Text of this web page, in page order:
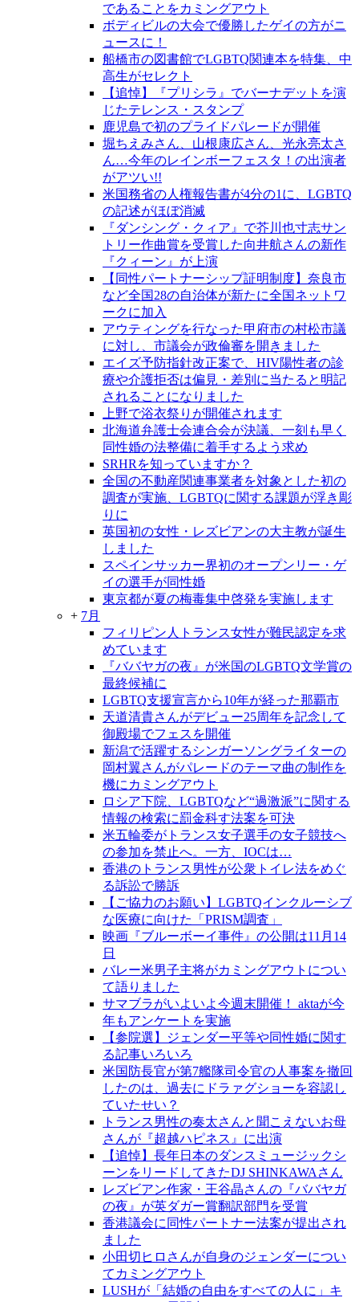
であることをカミングアウト
ボディビルの大会で優勝したゲイの方がニ
ュースに！
船橋市の図書館でLGBTQ関連本を特集、中
高生がセレクト
【追悼】『プリシラ』でバーナデットを演
じたテレンス・スタンプ
鹿児島で初のプライドパレードが開催
堀ちえみさん、山根康広さん、光永亮太さ
ん…今年のレインボーフェスタ！の出演者
がアツい!!
米国務省の人権報告書が4分の1に、LGBTQ
の記述がほぼ消滅
『ダンシング・クィア』で芥川也寸志サン
トリー作曲賞を受賞した向井航さんの新作
『クィーン』が上演
【同性パートナーシップ証明制度】奈良市
など全国28の自治体が新たに全国ネットワ
ークに加入
アウティングを行なった甲府市の村松市議
に対し、市議会が政倫審を開きました
エイズ予防指針改正案で、HIV陽性者の診
療や介護拒否は偏見・差別に当たると明記
されることになりました
上野で浴衣祭りが開催されます
北海道弁護士会連合会が決議、一刻も早く
同性婚の法整備に着手するよう求め
SRHRを知っていますか？
全国の不動産関連事業者を対象とした初の
調査が実施、LGBTQに関する課題が浮き彫
りに
英国初の女性・レズビアンの大主教が誕生
しました
スペインサッカー界初のオープンリー・ゲ
イの選手が同性婚
東京都が夏の梅毒集中啓発を実施します
+ 7月
フィリピン人トランス女性が難民認定を求
めています
『ババヤガの夜』が米国のLGBTQ文学賞の
最終候補に
LGBTQ支援宣言から10年が経った那覇市
天道清貴さんがデビュー25周年を記念して
御殿場でフェスを開催
新潟で活躍するシンガーソングライターの
岡村翼さんがパレードのテーマ曲の制作を
機にカミングアウト
ロシア下院、LGBTQなど“過激派”に関する
情報の検索に罰金科す法案を可決
米五輪委がトランス女子選手の女子競技へ
の参加を禁止へ。一方、IOCは…
香港のトランス男性が公衆トイレ法をめぐ
る訴訟で勝訴
【ご協力のお願い】LGBTQインクルーシブ
な医療に向けた「PRISM調査」
映画『ブルーボーイ事件』の公開は11月14
日
バレー米男子主将がカミングアウトについ
て語りました
サマブラがいよいよ今週末開催！ aktaが今
年もアンケートを実施
【参院選】ジェンダー平等や同性婚に関す
る記事いろいろ
米国防長官が第7艦隊司令官の人事案を撤回
したのは、過去にドラァグショーを容認し
ていたせい？
トランス男性の奏太さんと聞こえないお母
さんが『超越ハピネス』に出演
【追悼】長年日本のダンスミュージックシ
ーンをリードしてきたDJ SHINKAWAさん
レズビアン作家・王谷晶さんの『ババヤガ
の夜』が英ダガー賞翻訳部門を受賞
香港議会に同性パートナー法案が提出され
ました
小田切ヒロさんが自身のジェンダーについ
てカミングアウト
LUSHが「結婚の自由をすべての人に」キ